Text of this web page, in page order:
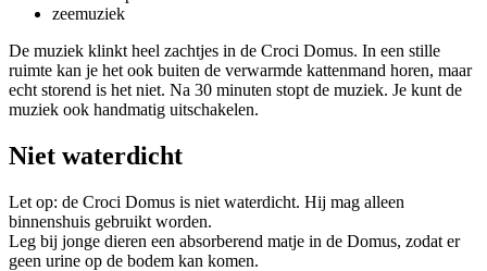
zeemuziek
De muziek klinkt heel zachtjes in de Croci Domus. In een stille
ruimte kan je het ook buiten de verwarmde kattenmand horen, maar
echt storend is het niet. Na 30 minuten stopt de muziek. Je kunt de
muziek ook handmatig uitschakelen.
Niet waterdicht
Let op: de Croci Domus is niet waterdicht. Hij mag alleen
binnenshuis gebruikt worden.
Leg bij jonge dieren een absorberend matje in de Domus, zodat er
geen urine op de bodem kan komen.